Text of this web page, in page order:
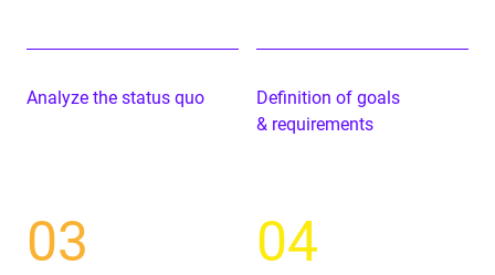
Ana­lyze the sta­tus quo
Def­i­n­i­tion of goals
&requirements
03 04